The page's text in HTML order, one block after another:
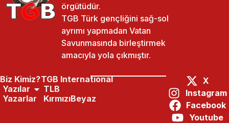
Paylaş:
örgütüdür.
TGB Türk gençliğini sağ-sol
ayrımı yapmadan Vatan
Savunmasında birleştirmek
amacıyla yola çıkmıştır.
Biz Kimiz?
Yazılar
Yazarlar
TGB International
TLB
KırmızıBeyaz
X
Instagram
Facebook
Youtube